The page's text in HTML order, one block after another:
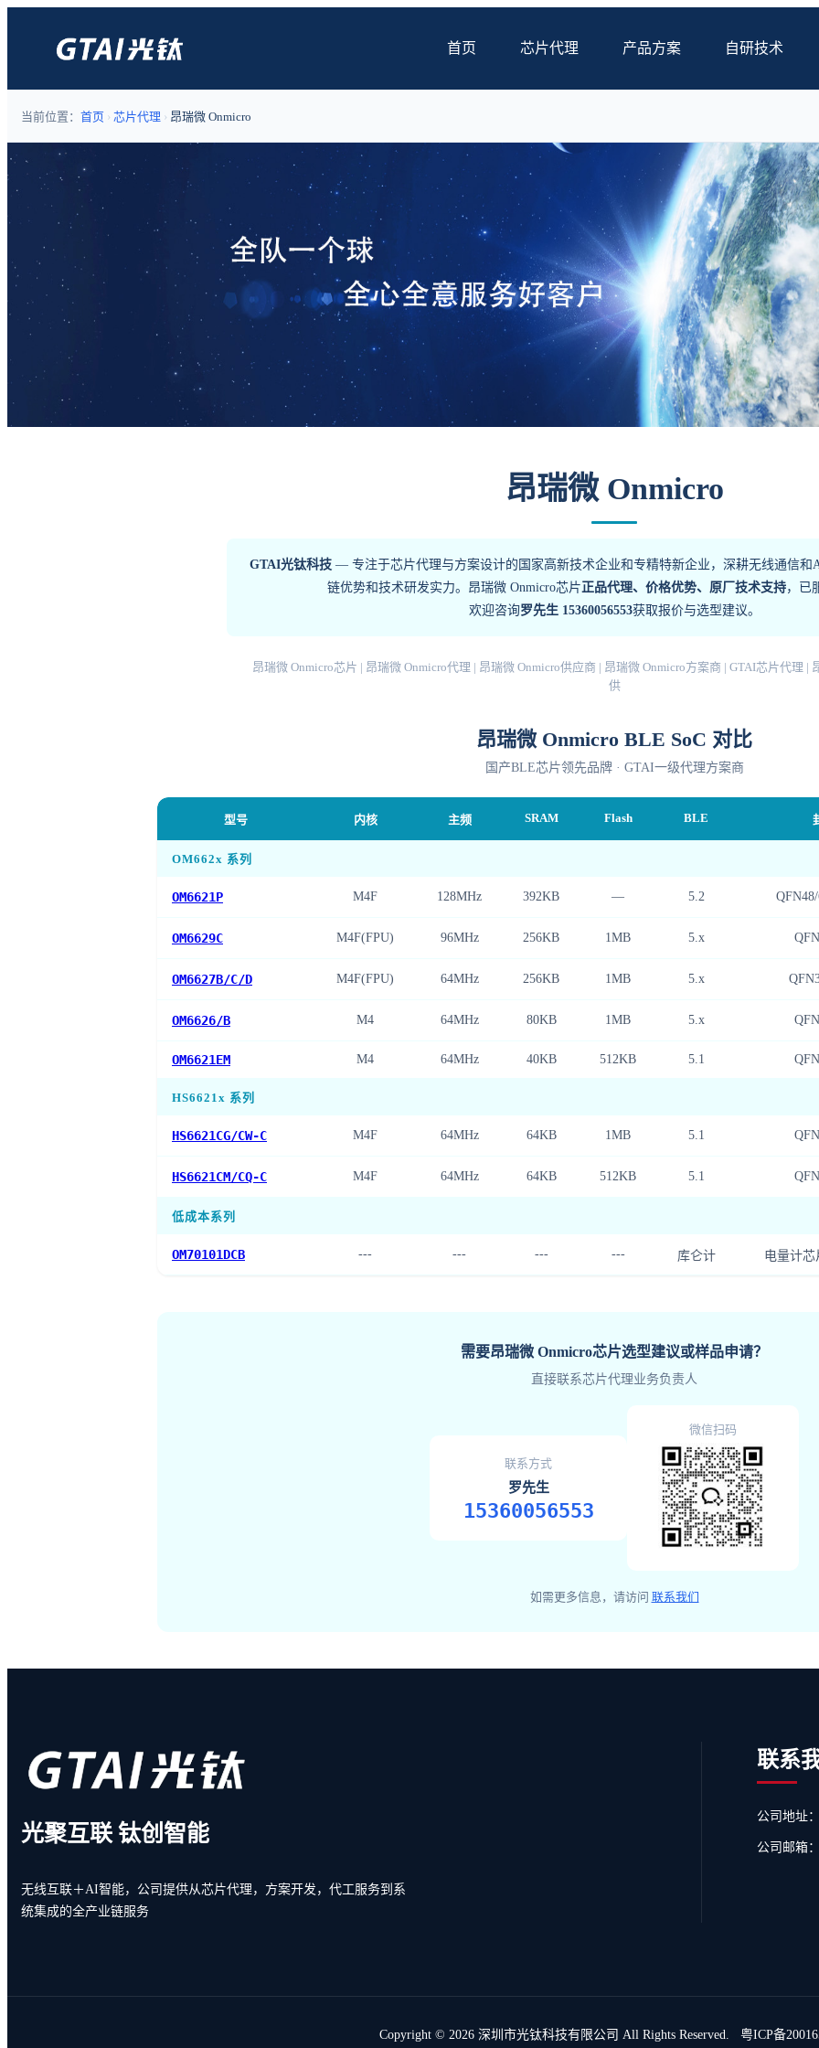
首页 芯片代理 产品方案 自研技术
当前位置： 首页 › 芯片代理 › 昂瑞微 Onmicro
昂瑞微 Onmicro
GTAI光钛科技— 专注于芯片代理与方案设计的国家高新技术企业和专精特新企业，深耕无线通信和
链优势和技术研发实力。昂瑞微 Onmicro芯片正品代理、价格优势、原厂技术支持，已
欢迎咨询罗先生 15360056553获取报价与选型建议。
昂瑞微 Onmicro芯片 | 昂瑞微 Onmicro代理 | 昂瑞微 Onmicro供应商 | 昂瑞微 Onmicro方案商 | GTAI芯片代理 |
供
昂瑞微 Onmicro BLE SoC 对比
国产BLE芯片领先品牌 · GTAI一级代理方案商
型号 内核 主频 SRAM Flash BLE
OM662x 系列
OM6621P M4F 128MHz 392KB — 5.2
OM6629C M4F(FPU) 96MHz 256KB 1MB 5.x
OM6627B/C/D M4F(FPU) 64MHz 256KB 1MB 5.x
OM6626/B M4 64MHz 80KB 1MB 5.x
OM6621EM M4 64MHz 40KB 512KB 5.1
HS6621x 系列
HS6621CG/CW-C M4F 64MHz 64KB 1MB 5.1
HS6621CM/CQ-C M4F 64MHz 64KB 512KB 5.1
低成本系列
OM70101DCB --- --- --- --- 库仑计 电量计芯
需要昂瑞微 Onmicro芯片选型建议或样品申请？
直接联系芯片代理业务负责人
联系方式
罗先生
15360056553
微信扫码
如需更多信息，请访问 联系我们
光聚互联 钛创智能
无线互联＋AI智能，公司提供从芯片代理，方案开发，代工服务到系
统集成的全产业链服务
联系
公司地址
公司邮箱
Copyright © 2026 深圳市光钛科技有限公司 All Rights Reserved. 粤ICP备